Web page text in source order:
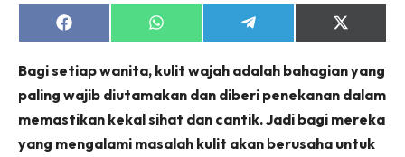
Share
on
Share
on
Share
on
Share
on
(Twitter)
Bagi setiap wanita, kulit wajah adalah bahagian yang
paling wajib diutamakan dan diberi penekanan dalam
memastikan kekal sihat dan cantik. Jadi bagi mereka
yang mengalami masalah kulit akan berusaha untuk